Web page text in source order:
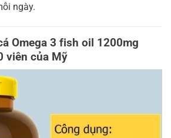
ngày.
Omega 3 fish oil 1200mg
viên của Mỹ